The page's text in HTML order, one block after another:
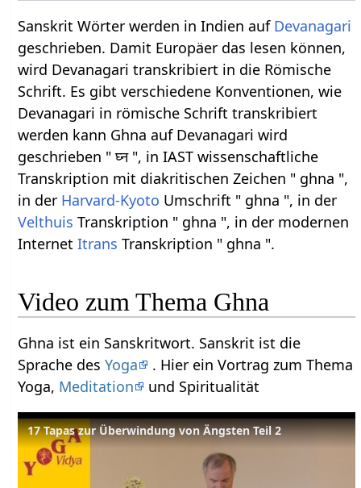
Sanskrit Wörter werden in Indien auf Devanagari
geschrieben. Damit Europäer das lesen können,
wird Devanagari transkribiert in die Römische
Schrift. Es gibt verschiedene Konventionen, wie
Devanagari in römische Schrift transkribiert
werden kann Ghna auf Devanagari wird
geschrieben " घ्न ", in IAST wissenschaftliche
Transkription mit diakritischen Zeichen " ghna ",
in der Harvard-Kyoto Umschrift " ghna ", in der
Velthuis Transkription " ghna ", in der modernen
InternetItrans Transkription " ghna ".
Video zum Thema Ghna
Ghna ist ein Sanskritwort. Sanskrit ist die
Sprache desYoga
. Hier ein Vortrag zum Thema
Yoga, Meditation und Spiritualität
17 Tapas zur Überwindung von Ängsten Teil 2